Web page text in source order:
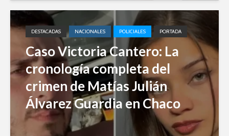
DESTACADAS NACIONALES POLICIALES PORTADA
Caso Victoria Cantero: La
cronología completa del
crimen de Matías Julián
Álvarez Guardia en Chaco